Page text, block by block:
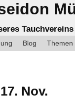
Tauchvereins
Blog Themen
Nov.